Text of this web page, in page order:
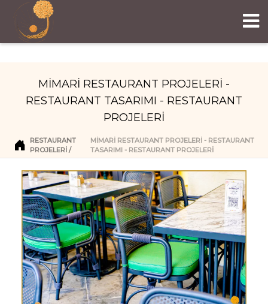
MİMARİ RESTAURANT PROJELERİ -
RESTAURANT TASARIMI - RESTAURANT
PROJELERİ
RESTAURANT
PROJELERI
MİMARİ RESTAURANT PROJELERİ - RESTAURANT
TASARIMI - RESTAURANT PROJELERİ